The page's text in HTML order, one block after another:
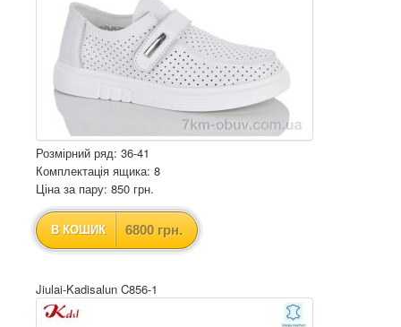
Розмірний ряд: 36-41
Комплектація ящика: 8
Ціна за пару: 850 грн.
В КОШИК 6800 грн.
Jiulai-Kadisalun C856-1